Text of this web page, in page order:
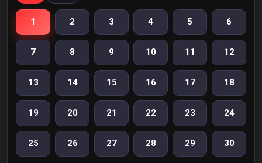
1 2 3 4 5 6
7 8 9 10 11 12
13 14 15 16 17 18
19 20 21 22 23 24
25 26 27 28 29 30